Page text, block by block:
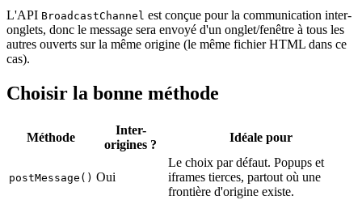
L'API BroadcastChannel est conçue pour la communication inter-
onglets, donc le message sera envoyé d'un onglet/fenêtre à tous les
autres ouverts sur la même origine (le même fichier HTML dans ce
cas).
Choisir la bonne méthode
Méthode
Inter-
origines ?
Idéale pour
postMessage() Oui
Le choix par défaut. Popups et
iframes tierces, partout où une
frontière d'origine existe.